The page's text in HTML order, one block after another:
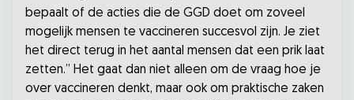
bepaalt of de acties die de GGD doet om zoveel
mogelijk mensen te vaccineren succesvol zijn. Je ziet
het direct terug in het aantal mensen dat een prik laat
zetten.” Het gaat dan niet alleen om de vraag hoe je
over vaccineren denkt, maar ook om praktische zaken